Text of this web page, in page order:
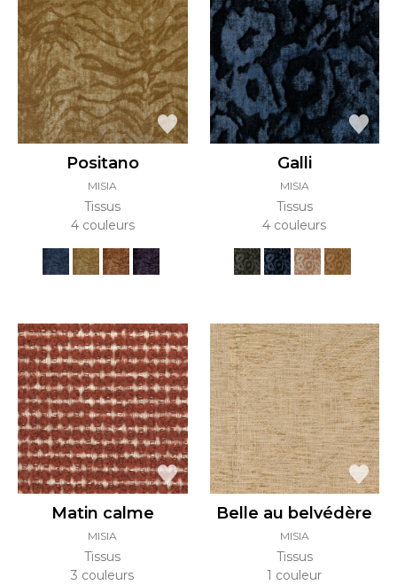
Positano
MISIA
Tissus
4 couleurs
Galli
MISIA
Tissus
4 couleurs
Matin calme
MISIA
Tissus
3 couleurs
Belle au belvédère
MISIA
Tissus
1 couleur